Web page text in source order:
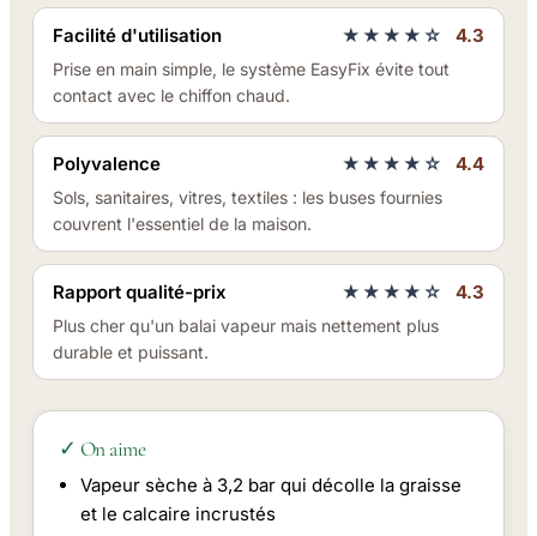
Facilité d'utilisation ★★★★☆ 4.3
Prise en main simple, le système EasyFix évite tout
contact avec le chiffon chaud.
Polyvalence ★★★★☆ 4.4
Sols, sanitaires, vitres, textiles : les buses fournies
couvrent l'essentiel de la maison.
Rapport qualité-prix ★★★★☆ 4.3
Plus cher qu'un balai vapeur mais nettement plus
durable et puissant.
✓ On aime
Vapeur sèche à 3,2 bar qui décolle la graisse
et le calcaire incrustés